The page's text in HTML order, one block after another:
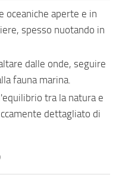
oceaniche aperte e in
spesso nuotando in
dalle onde, seguire
fauna marina.
tra la natura e
dettagliato di